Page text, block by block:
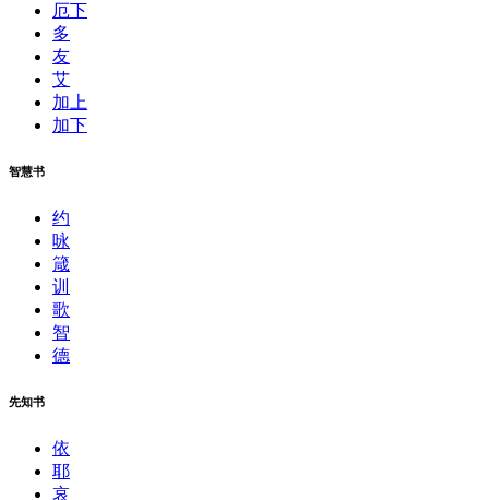
厄下
多
友
艾
加上
加下
智慧书
约
咏
箴
训
歌
智
德
先知书
依
耶
哀